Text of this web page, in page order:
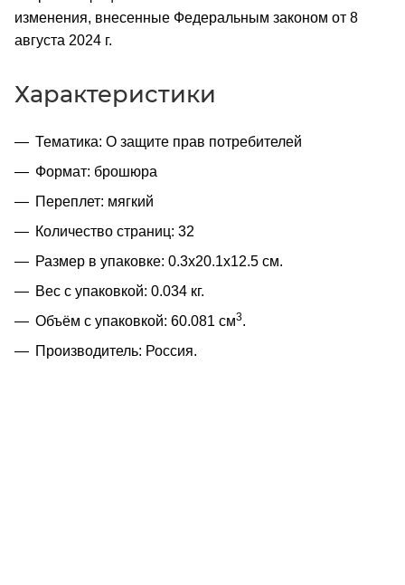
изменения, внесенные Федеральным законом от 8
августа 2024 г.
Характеристики
Тематика: О защите прав потребителей
Формат: брошюра
Переплет: мягкий
Количество страниц: 32
Размер в упаковке: 0.3x20.1x12.5 см.
Вес с упаковкой: 0.034 кг.
Объём с упаковкой: 60.081 см3.
Производитель: Россия.